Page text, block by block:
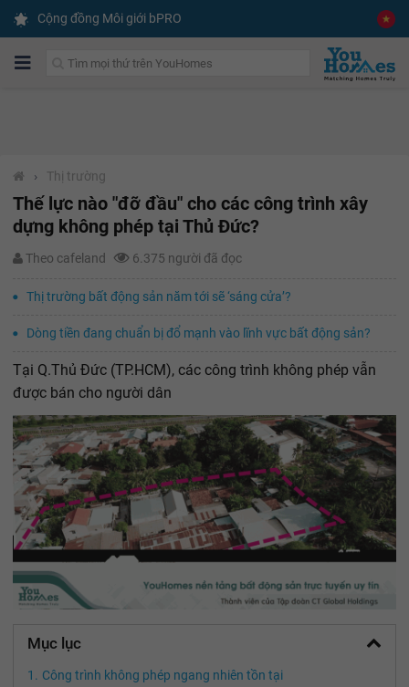
Cộng đồng Môi giới bPRO
› Thị trường
Thế lực nào "đỡ đầu" cho các công trình xây
dựng không phép tại Thủ Đức?
Theo cafeland 6.375 người đã đọc
Thị trường bất động sản năm tới sẽ ‘sáng cửa’?
Dòng tiền đang chuẩn bị đổ mạnh vào lĩnh vực bất động sản?
Tại Q.Thủ Đức (TP.HCM), các công trình không phép vẫn
được bán cho người dân
Mục lục
Công trình không phép ngang nhiên tồn tại